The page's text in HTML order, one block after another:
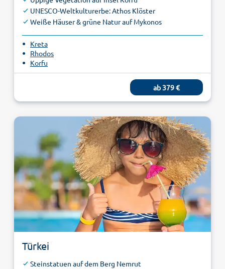
UNESCO-Weltkulturerbe: Athos Klöster
Weiße Häuser & grüne Natur auf Mykonos
Kreta
Rhodos
Korfu
ab 379 €
Türkei
Steinstatuen auf dem Berg Nemrut